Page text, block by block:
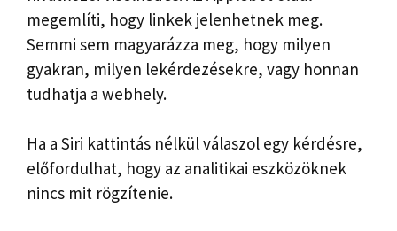
megemlíti, hogy linkek jelenhetnek meg.
Semmi sem magyarázza meg, hogy milyen
gyakran, milyen lekérdezésekre, vagy honnan
tudhatja a webhely.
Ha a Siri kattintás nélkül válaszol egy kérdésre,
előfordulhat, hogy az analitikai eszközöknek
nincs mit rögzítenie.